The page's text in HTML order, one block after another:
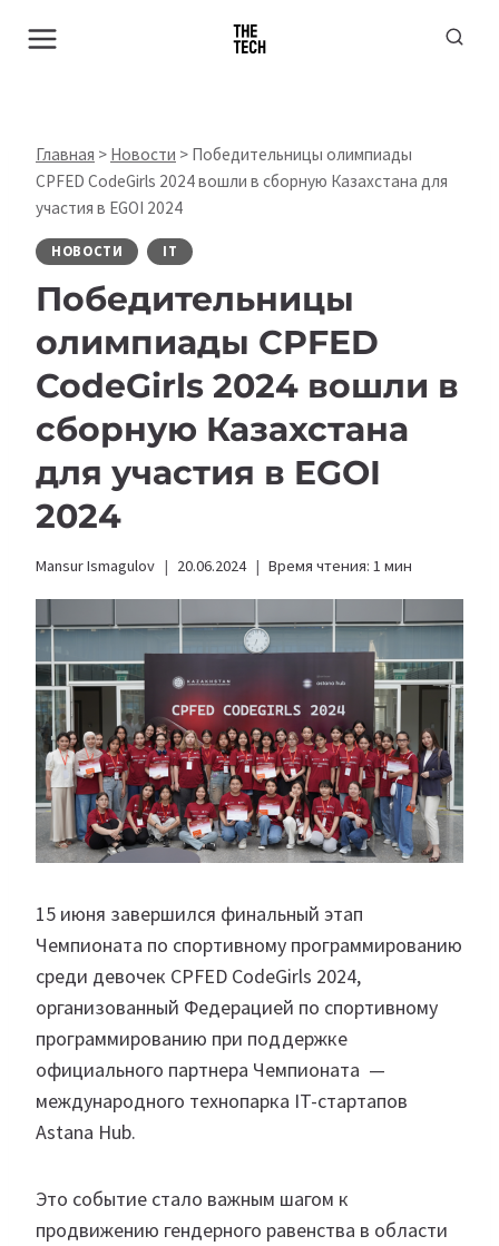
Главная > Новости > Победительницы олимпиады
CPFED CodeGirls 2024 вошли в сборную Казахстана для
участия в EGOI 2024
НОВОСТИ IT
Победительницы
олимпиады CPFED
CodeGirls 2024 вошли в
сборную Казахстана
для участия в EGOI
2024
Mansur Ismagulov 20.06.2024 Время чтения: 1 мин
15 июня завершился финальный этап
Чемпионата по спортивному программированию
среди девочек CPFED CodeGirls 2024,
организованный Федерацией по спортивному
программированию при поддержке
официального партнера Чемпионата —
международного технопарка IT-стартапов
Astana Hub.
Это событие стало важным шагом к
продвижению гендерного равенства в области